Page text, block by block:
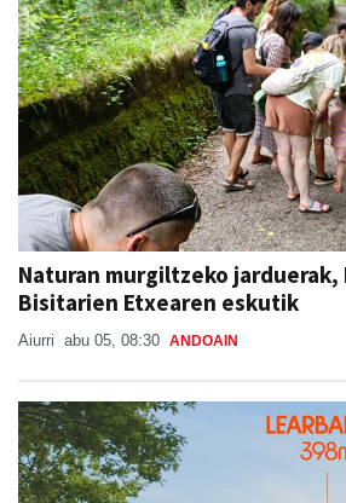
Naturan murgiltzeko jarduerak,
Bisitarien Etxearen eskutik
Aiurri abu 05, 08:30 ANDOAIN